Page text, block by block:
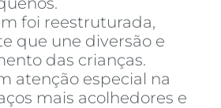
foi reestruturada,
que une diversão e
das crianças.
atenção especial na
mais acolhedores e